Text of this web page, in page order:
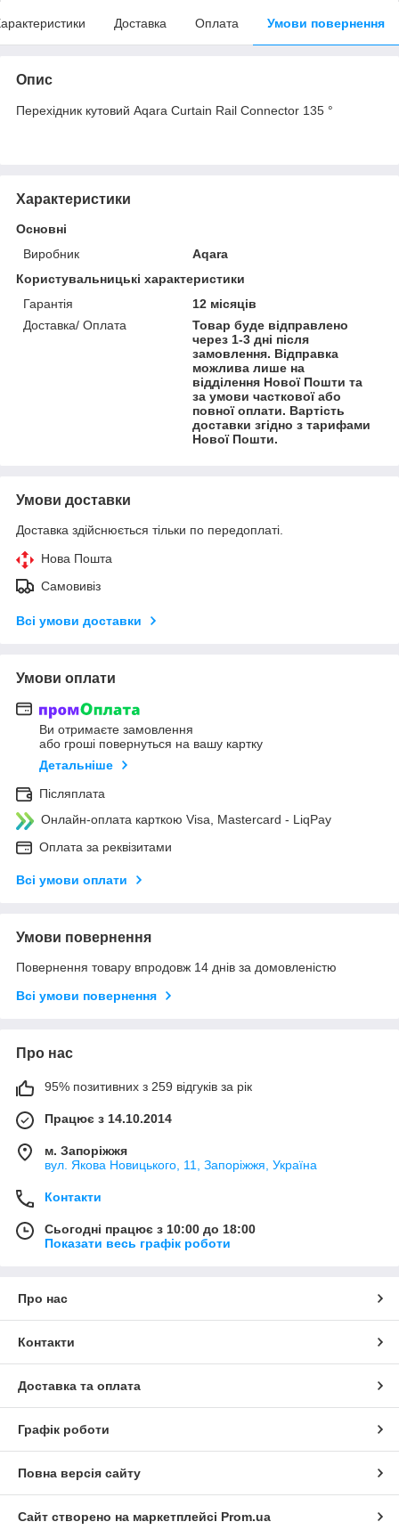
Доставка Оплата Умови повернення
Опис
Перехідник кутовий Aqara Curtain Rail Connector 135 °
Характеристики
Основні
Виробник
Aqara
Користувальницькі характеристики
Гарантія
12 місяців
Доставка/ Оплата
Товар буде відправлено
через 1-3 дні після
замовлення. Відправка
можлива лише на
відділення Нової Пошти та
за умови часткової або
повної оплати. Вартість
доставки згідно з тарифами
Нової Пошти.
Умови доставки
Доставка здійснюється тільки по передоплаті.
Нова Пошта
Самовивіз
Всі умови доставки
Умови оплати
Ви отримаєте замовлення
або гроші повернуться на вашу картку
Детальніше
Післяплата
Онлайн-оплата карткою Visa, Mastercard - LiqPay
Оплата за реквізитами
Всі умови оплати
Умови повернення
Повернення товару впродовж 14 днів за домовленістю
Всі умови повернення
Про нас
95% позитивних з 259 відгуків за рік
Працює з 14.10.2014
м. Запоріжжя
вул. Якова Новицького, 11, Запоріжжя, Україна
Контакти
Сьогодні працює з 10:00 до 18:00
Показати весь графік роботи
Про нас
Контакти
Доставка та оплата
Графік роботи
Повна версія сайту
Сайт створено на маркетплейсі Prom.ua